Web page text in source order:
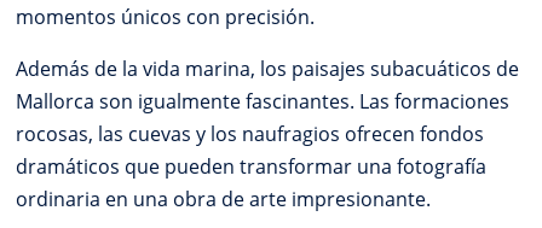
momentos únicos con precisión.
Además de la vida marina, los paisajes subacuáticos de
Mallorca son igualmente fascinantes. Las formaciones
rocosas, las cuevas y los naufragios ofrecen fondos
dramáticos que pueden transformar una fotografía
ordinaria en una obra de arte impresionante.